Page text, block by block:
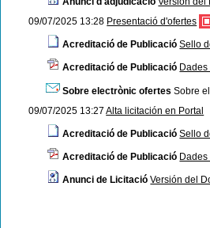
09/07/2025 13:28 Presentació d'ofertes
Acreditació de Publicació Sello
Acreditació de Publicació
Sobre electrònic ofertes Sobre
09/07/2025 13:27Alta licitación en Portal
Acreditació de Publicació Sello
Acreditació de Publicació
Anunci de Licitació Versión del